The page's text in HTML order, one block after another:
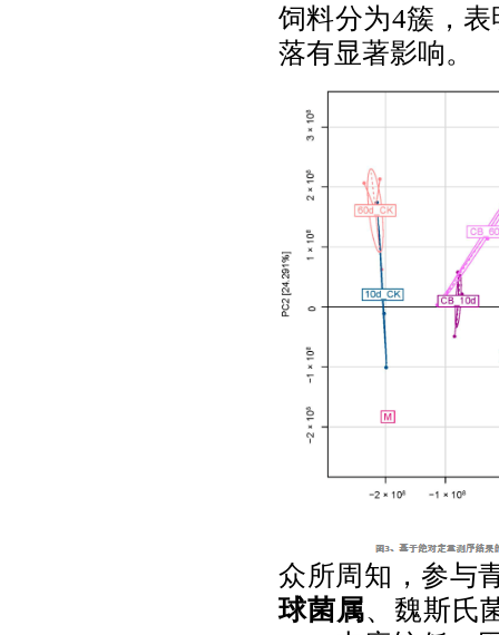
饲料分为4簇，表
落有显著影响。
众所周知，参与
球菌属、魏斯氏